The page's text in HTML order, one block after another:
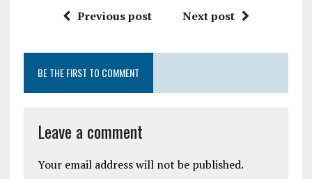
Previous post Next post
BE THE FIRST TO COMMENT
Leave a comment
Your email address will not be published.